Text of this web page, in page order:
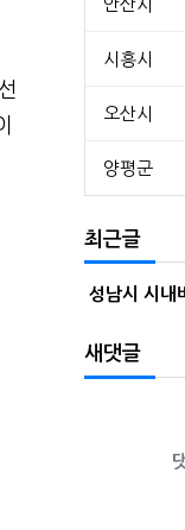
안산시
시흥시
오산시
양평군
최근글
성남시 시내
새댓글